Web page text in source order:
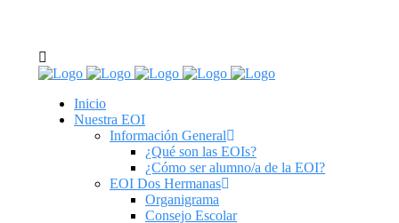
tel: 955 62 43 03
Inicio
Nuestra EOI
Información General
¿Qué son las EOIs?
¿Cómo ser alumno/a de la EOI?
EOI Dos Hermanas
Organigrama
Consejo Escolar